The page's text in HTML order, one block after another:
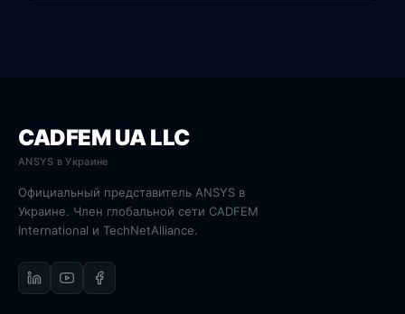
CADFEM UA LLC
ANSYS в Украине
Официальный представитель ANSYS в
Украине. Член глобальной сети CADFEM
International и TechNetAlliance.